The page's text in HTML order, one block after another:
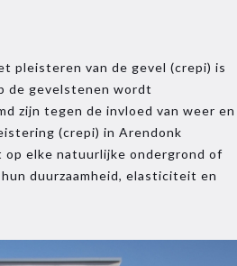
pleisteren van de gevel (crepi) is
de gevelstenen wordt
zijn tegen de invloed van weer en
(crepi) in Arendonk
op elke natuurlijke ondergrond of
duurzaamheid, elasticiteit en